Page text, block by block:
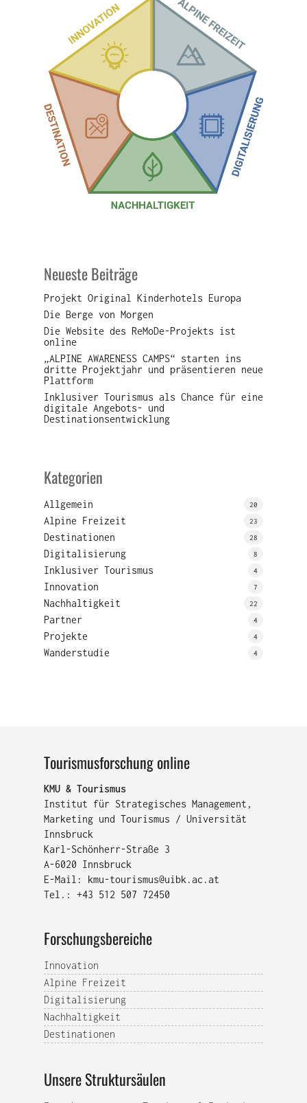
Neueste Beiträge
Projekt Original Kinderhotels Europa
Die Berge von Morgen
Die Website des ReMoDe-Projekts ist
online
„ALPINE AWARENESS CAMPS“ starten ins
dritte Projektjahr und präsentieren neue
Plattform
Inklusiver Tourismus als Chance für eine
digitale Angebots- und
Destinationsentwicklung
Kategorien
Allgemein 20
Alpine Freizeit 23
Destinationen 28
Digitalisierung 8
Inklusiver Tourismus 4
Innovation 7
Nachhaltigkeit 22
Partner 4
Projekte 4
Wanderstudie 4
Tourismusforschung online
KMU & Tourismus
Institut für Strategisches Management,
Marketing und Tourismus / Universität
Innsbruck
Karl-Schönherr-Straße 3
A-6020 Innsbruck
E-Mail: kmu-tourismus@uibk.ac.at
Tel.: +43 512 507 72450
Forschungsbereiche
Innovation
Alpine Freizeit
Digitalisierung
Nachhaltigkeit
Destinationen
Unsere Struktursäulen